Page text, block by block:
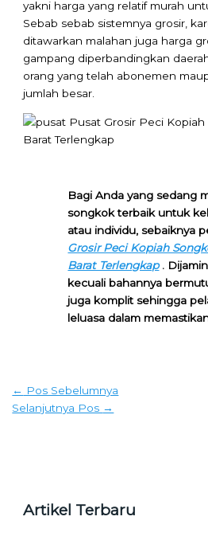
yakni harga yang relatif murah
Sebab sebab sistemnya grosir,
ditawarkan malahan juga harga
gampang diperbandingkan
orang yang telah abonemen
jumlah besar.
Bagi Anda yang sedang
songkok terbaik untuk
atau individu, sebaiknya
Grosir Peci Kopiah
Barat Terlengkap.
kecuali bahannya
juga komplit sehingga
leluasa dalam
← Pos Sebelumnya
Selanjutnya Pos →
Artikel Terbaru